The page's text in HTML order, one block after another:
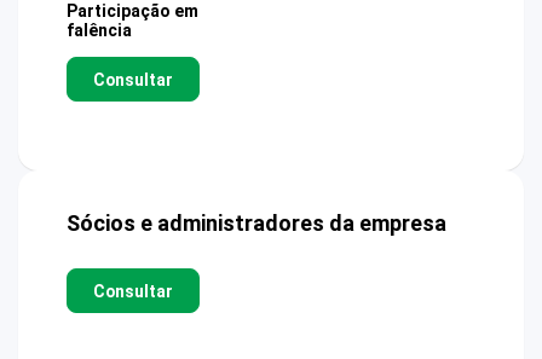
Participação em
falência
Consultar
Sócios e administradores da empresa
Consultar